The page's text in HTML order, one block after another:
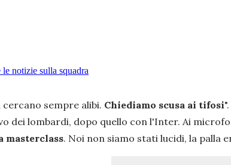
le notizie sulla squadra
cercano sempre alibi. Chiediamo scusa ai tifosi".
dei lombardi, dopo quello con l'Inter. Ai
masterclass. Noi non siamo stati lucidi, la palla